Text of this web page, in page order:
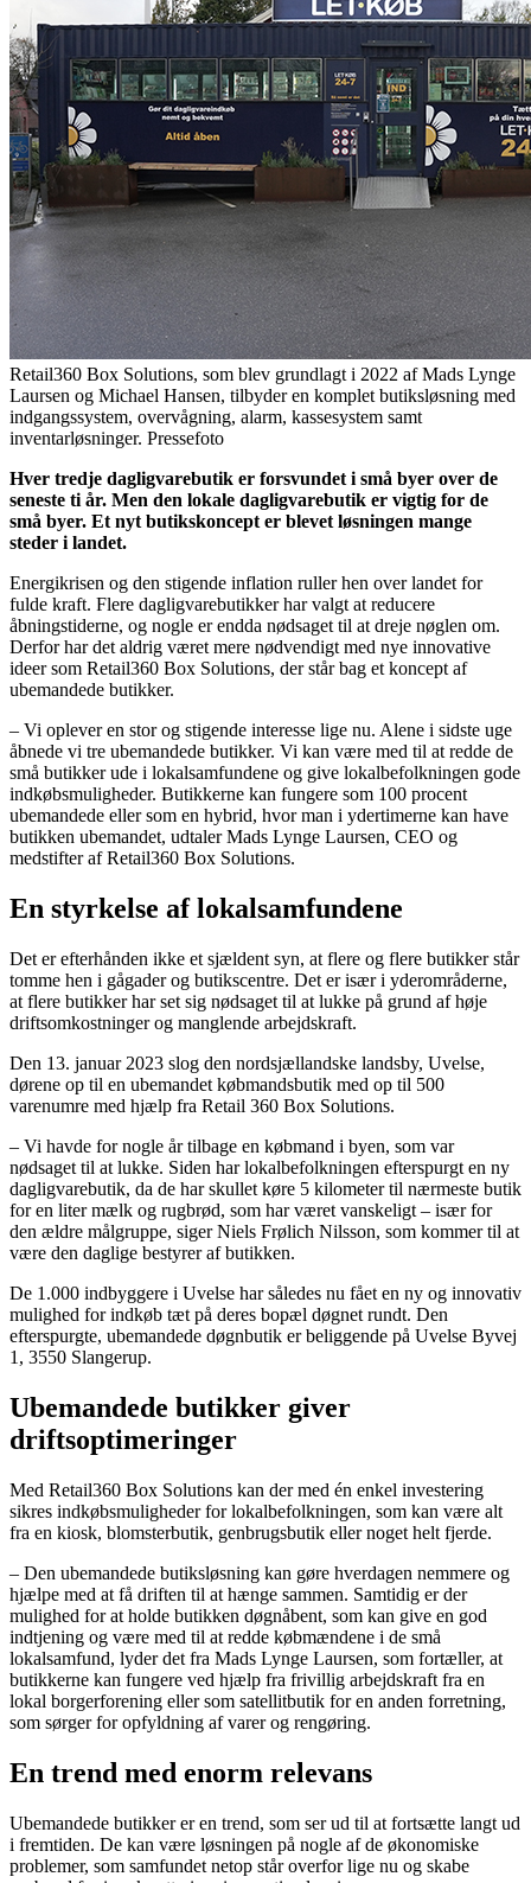
Retail360 Box Solutions, som blev grundlagt i 2022 af Mads Lynge
Laursen og Michael Hansen, tilbyder en komplet butiksløsning med
indgangssystem, overvågning, alarm, kassesystem samt
inventarløsninger. Pressefoto
Hver tredje dagligvarebutik er forsvundet i små byer over de
seneste ti år. Men den lokale dagligvarebutik er vigtig for de
små byer. Et nyt butikskoncept er blevet løsningen mange
steder i landet.
Energikrisen og den stigende inflation ruller hen over landet for
fulde kraft. Flere dagligvarebutikker har valgt at reducere
åbningstiderne, og nogle er endda nødsaget til at dreje nøglen om.
Derfor har det aldrig været mere nødvendigt med nye innovative
ideer som Retail360 Box Solutions, der står bag et koncept af
ubemandede butikker.
– Vi oplever en stor og stigende interesse lige nu. Alene i sidste uge
åbnede vi tre ubemandede butikker. Vi kan være med til at redde de
små butikker ude i lokalsamfundene og give lokalbefolkningen gode
indkøbsmuligheder. Butikkerne kan fungere som 100 procent
ubemandede eller som en hybrid, hvor man i ydertimerne kan have
butikken ubemandet, udtaler Mads Lynge Laursen, CEO og
medstifter af Retail360 Box Solutions.
En styrkelse af lokalsamfundene
Det er efterhånden ikke et sjældent syn, at flere og flere butikker står
tomme hen i gågader og butikscentre. Det er især i yderområderne,
at flere butikker har set sig nødsaget til at lukke på grund af høje
driftsomkostninger og manglende arbejdskraft.
Den 13. januar 2023 slog den nordsjællandske landsby, Uvelse,
dørene op til en ubemandet købmandsbutik med op til 500
varenumre med hjælp fra Retail 360 Box Solutions.
– Vi havde for nogle år tilbage en købmand i byen, som var
nødsaget til at lukke. Siden har lokalbefolkningen efterspurgt en ny
dagligvarebutik, da de har skullet køre 5 kilometer til nærmeste butik
for en liter mælk og rugbrød, som har været vanskeligt – især for
den ældre målgruppe, siger Niels Frølich Nilsson, som kommer til at
være den daglige bestyrer af butikken.
De 1.000 indbyggere i Uvelse har således nu fået en ny og innovativ
mulighed for indkøb tæt på deres bopæl døgnet rundt. Den
efterspurgte, ubemandede døgnbutik er beliggende på Uvelse Byvej
1, 3550 Slangerup.
Ubemandede butikker giver
driftsoptimeringer
Med Retail360 Box Solutions kan der med én enkel investering
sikres indkøbsmuligheder for lokalbefolkningen, som kan være alt
fra en kiosk, blomsterbutik, genbrugsbutik eller noget helt fjerde.
– Den ubemandede butiksløsning kan gøre hverdagen nemmere og
hjælpe med at få driften til at hænge sammen. Samtidig er der
mulighed for at holde butikken døgnåbent, som kan give en god
indtjening og være med til at redde købmændene i de små
lokalsamfund, lyder det fra Mads Lynge Laursen, som fortæller, at
butikkerne kan fungere ved hjælp fra frivillig arbejdskraft fra en
lokal borgerforening eller som satellitbutik for en anden forretning,
som sørger for opfyldning af varer og rengøring.
En trend med enorm relevans
Ubemandede butikker er en trend, som ser ud til at fortsætte langt ud
i fremtiden. De kan være løsningen på nogle af de økonomiske
problemer, som samfundet netop står overfor lige nu og skabe